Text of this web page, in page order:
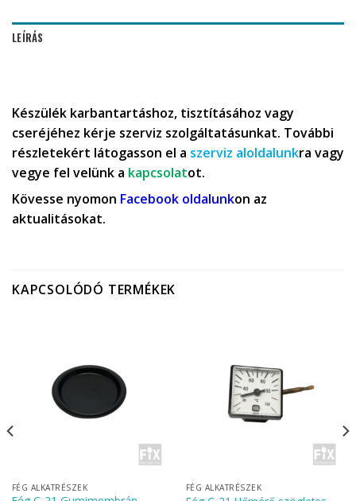
LEÍRÁS
Készülék karbantartáshoz, tisztításához vagy
cseréjéhez kérje szerviz szolgáltatásunkat. További
részletekért látogasson el a szerviz aloldalunkra vagy
vegye fel velünk a kapcsolatot.
Kövesse nyomon Facebook oldalunkon az
aktualitásokat.
KAPCSOLÓDÓ TERMÉKEK
FÉG ALKATRÉSZEK FÉG ALKATRÉSZEK